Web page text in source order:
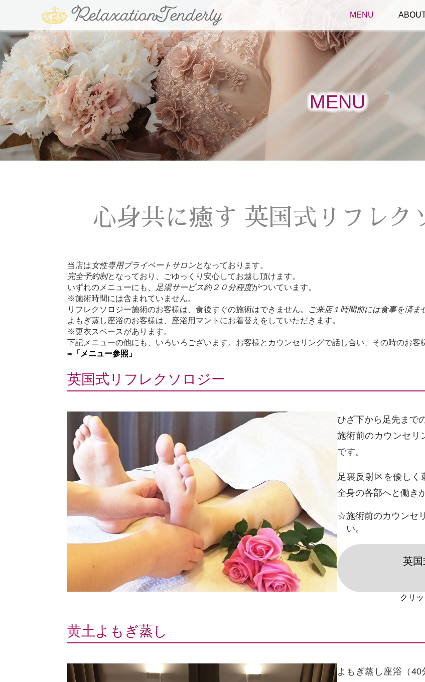
MENU
MENU
心身共に癒す 英国式リフレク
当店は女性専用プライベートサロンとなっております。
完全予約制となっており、ごゆっくり安心してお越し頂けます。
いずれのメニューにも、 足湯サービス約２０分程度がついています。
※施術時間には含まれていません。
リフレクソロジー施術のお客様は、食後すぐの施術はできません。 ご来店１時間前には食事を済ま
よもぎ蒸し座浴のお客様は、座浴用マントにお着替えをしていただきます。
※更衣スペースがあります。
下記メニューの他にも、いろいろございます。お客様とカウンセリングで話し合い、その時のお
⇒「メニュー参照」
英国式リフレクソロジー
ひざ下から足先まで
施術前のカウンセリ
です。
足裏反射区を優しく
全身の各部へと働き
施術前のカウンセ
い。
英
黄土よもぎ蒸し
よもぎ蒸し座浴（